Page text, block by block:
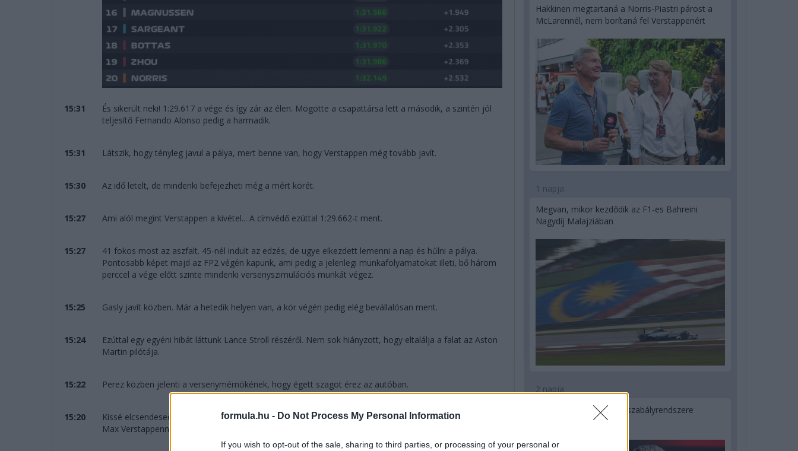
formula.hu - Do Not Process My Personal Information
If you wish to opt-out of the sale, sharing to third parties, or processing of your personal or
15:31
És sikerült neki! 1:29.617 a vége és így zár az élen. Mögötte a csapattársa lett a második, a szintén jól
teljesítő Fernando Alonso pedig a harmadik.
15:31 Látszik, hogy tényleg javul a pálya, mert benne van, hogy Verstappen még tovább javít.
15:30 Az idő letelt, de mindenki befejezheti még a mért körét.
15:27 Ami alól megint Verstappen a kivétel... A címvédő ezúttal 1:29.662-t ment.
15:27
41 fokos most az aszfalt. 45-nél indult az edzés, de ugye elkezdett lemenni a nap és hűlni a pálya.
Pontosabb képet majd az FP2 végén kapunk, ami pedig a jelenlegi munkafolyamatokat illeti, bő három
perccel a vége előtt szinte mindenki versenyszimulációs munkát végez.
15:25 Gasly javít közben. Már a hetedik helyen van, a kör végén pedig elég bevállalósan ment.
15:24
Ezúttal egy egyéni hibát láttunk Lance Stroll részéről. Nem sok hiányzott, hogy eltalálja a falat az Aston
Martin pilótája.
15:22 Perez közben jelenti a versenymérnökének, hogy égett szagot érez az autóban.
15:20
Kissé elcsendesedett a pálya és nyugisabbá vált az edzés vége. Ez alól egy ember képez kivételt, akit
Max Verstappennek hívnak. A holland 1:29.790-ig javított.
Hakkinen megtartaná a Norris-Piastri párost a
McLarennél, nem borítaná fel Verstappenért
1 napja
Megvan, mikor kezdődik az F1-es Bahreini
Nagydíj Malajziában
2 napja
Ilyen lehet a jövő F1-es szabályrendszere
Domenicali szerint